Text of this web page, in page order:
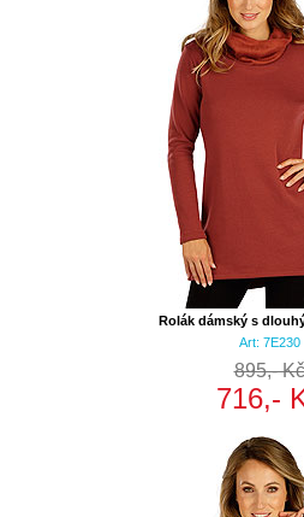
Rolák dámský s
Art: 7E230
895,- Kč
716,-